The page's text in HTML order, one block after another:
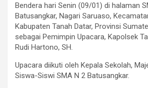
Bendera hari Senin (09/01) di halaman
Batusangkar, Nagari Saruaso,
Kabupaten Tanah Datar, Provinsi
sebagai Pemimpin Upacara, Kapolsek
Rudi Hartono, SH.
Upacara diikuti oleh Kepala Sekolah,
Siswa-Siswi SMA N 2 Batusangkar.